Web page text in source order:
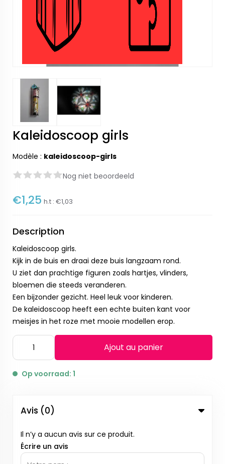
Kaleidoscoop girls
Modèle : kaleidoscoop-girls
Nog niet beoordeeld
€1,25 h.t : €1,03
Description
Kaleidoscoop girls.
Kijk in de buis en draai deze buis langzaam rond.
U ziet dan prachtige figuren zoals hartjes, vlinders,
bloemen die steeds veranderen.
Een bijzonder gezicht. Heel leuk voor kinderen.
De kaleidoscoop heeft een echte buiten kant voor
meisjes in het roze met mooie modellen erop.
Ajout au panier
Op voorraad: 1
Avis (0)
Il n’y a aucun avis sur ce produit.
Écrire un avis